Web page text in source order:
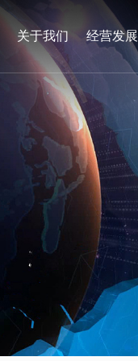
关于我们 经营发展